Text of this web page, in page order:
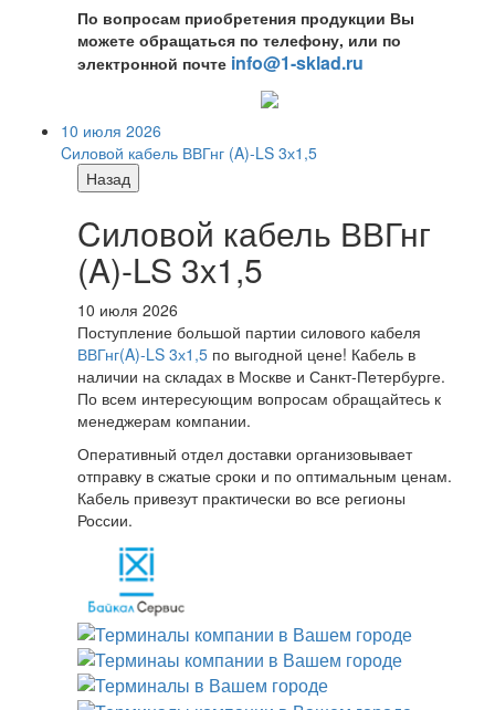
По вопросам приобретения продукции Вы
можете обращаться по телефону, или по
электронной почте info@1-sklad.ru
10 июля 2026
Cиловой кабель ВВГнг (A)-LS 3х1,5
Назад
Cиловой кабель ВВГнг
(A)-LS 3х1,5
10 июля 2026
Поступление большой партии силового кабеля
ВВГнг(A)-LS 3х1,5 по выгодной цене! Кабель в
наличии на складах в Москве и Санкт-Петербурге.
По всем интересующим вопросам обращайтесь к
менеджерам компании.
Оперативный отдел доставки организовывает
отправку в сжатые сроки и по оптимальным ценам.
Кабель привезут практически во все регионы
России.